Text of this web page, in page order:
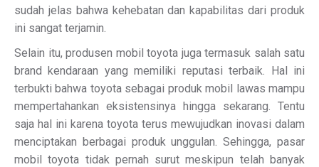
sudah jelas bahwa kehebatan dan kapabilitas dari produk
ini sangat terjamin.
Selain itu, produsen mobil toyota juga termasuk salah satu
brand kendaraan yang memiliki reputasi terbaik. Hal ini
terbukti bahwa toyota sebagai produk mobil lawas mampu
mempertahankan eksistensinya hingga sekarang. Tentu
saja hal ini karena toyota terus mewujudkan inovasi dalam
menciptakan berbagai produk unggulan. Sehingga, pasar
mobil toyota tidak pernah surut meskipun telah banyak